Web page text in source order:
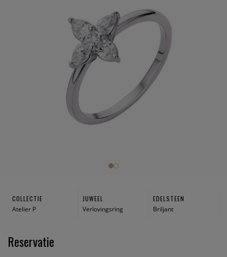
COLLECTIE
Atelier P
JUWEEL
Verlovingsring
EDELSTEEN
Briljant
Reservatie